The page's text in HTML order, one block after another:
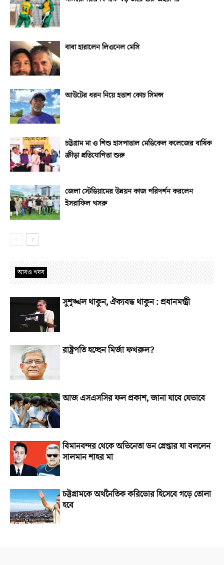
বাবা হারালেন লিওনেল মেসি
আউটের ধরন নিয়ে হতাশ কোচ সিমন্স
চট্টগ্রাম মা ও শিশু হাসপাতাল মেডিকেল কলেজের বার্ষিক
ক্রীড়া প্রতিযোগিতা শুরু
জেলা স্টেডিয়ামের উন্নয়ন কাজ পরিদর্শন করলেন
ইসরাফিল খসরু
আরও খবর
সুশৃঙ্খল থাকুন, ঐক্যবদ্ধ থাকুন : প্রধানমন্ত্রী
রাষ্ট্রপতি হচ্ছেন মির্জা ফখরুল?
আজ এসএসসির ফল প্রকাশ, জানা যাবে যেভাবে
বিমানবন্দর থেকে অভিনেতা ডন গ্রেপ্তার যা বললেন
সালমান শাহর মা
চট্টগ্রামকে অর্থনৈতিক করিডোর হিসেবে গড়ে তোলা
হবে